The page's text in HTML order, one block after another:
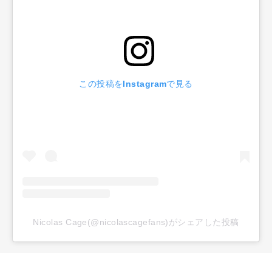
この投稿をInstagramで見る
Nicolas Cage(@nicolascagefans)がシェアした投稿